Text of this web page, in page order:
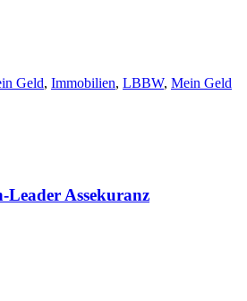
Geld, Immobilien, LBBW, Mein Geld
Leader Assekuranz